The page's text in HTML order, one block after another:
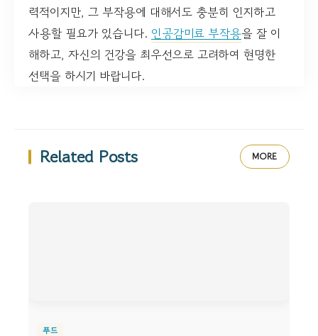
력적이지만, 그 부작용에 대해서도 충분히 인지하고
사용할 필요가 있습니다. 인공감미료 부작용을 잘 이
해하고, 자신의 건강을 최우선으로 고려하여 현명한
선택을 하시기 바랍니다.
Related Posts MORE
푸드